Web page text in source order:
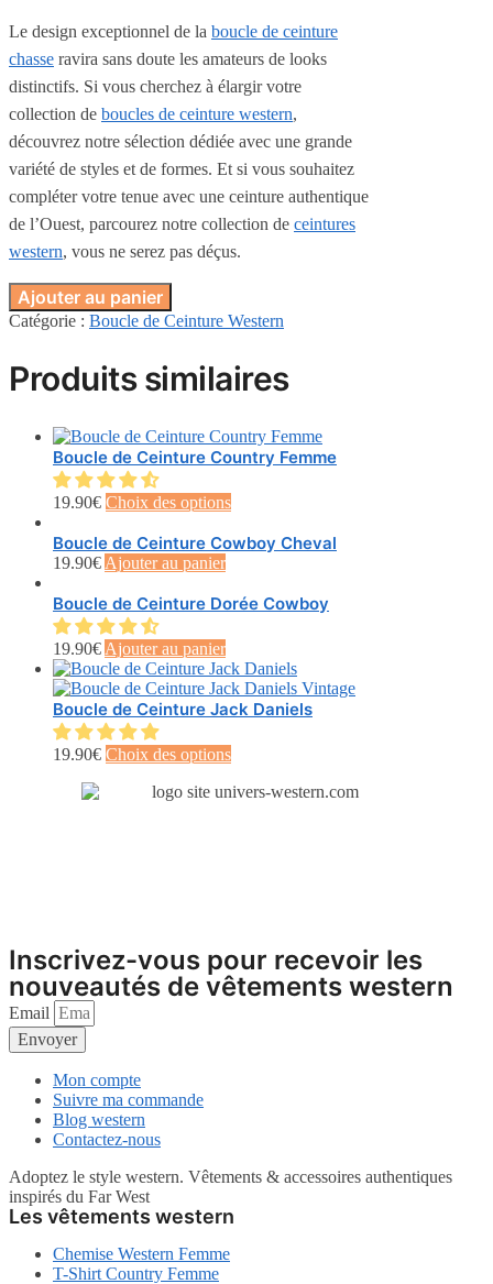
Le design exceptionnel de la boucle de ceinture
chasse ravira sans doute les amateurs de looks
distinctifs. Si vous cherchez à élargir votre
collection de boucles de ceinture western,
découvrez notre sélection dédiée avec une grande
variété de styles et de formes. Et si vous souhaitez
compléter votre tenue avec une ceinture authentique
de l’Ouest, parcourez notre collection de ceintures
western, vous ne serez pas déçus.
Ajouter au panier
Catégorie : Boucle de Ceinture Western
Produits similaires
Boucle de Ceinture Country Femme
19.90€ Choix des optionsCe
a
Les
être
choisies
sur
la
du
Boucle de Ceinture Cowboy Cheval
19.90€ Ajouter au panier
Boucle de Ceinture Dorée Cowboy
19.90€ Ajouter au panier
Boucle de Ceinture Jack Daniels
19.90€ Choix des optionsCe
a
sur
la
page
Inscrivez-vous pour recevoir les
nouveautés de vêtements western
Email
Envoyer
Mon compte
Suivre ma commande
Blog western
Contactez-nous
Adoptez le style western. Vêtements & accessoires authentiques
inspirés du Far West
Les vêtements western
Chemise Western Femme
T-Shirt Country Femme